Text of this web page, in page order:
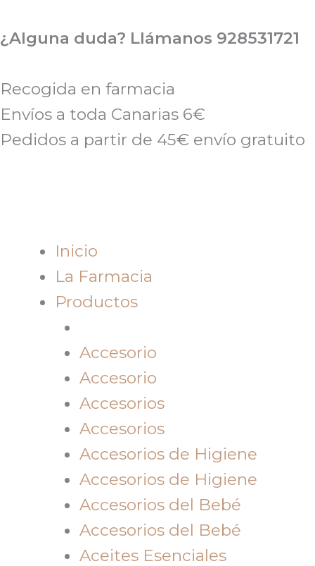
al
¿Alguna duda? Llámanos 928531721
Recogida en farmacia
Envíos a toda Canarias 6€
Pedidos a partir de 45€ envío gratuito
Inicio
La Farmacia
Productos
Accesorio
Accesorio
Accesorios
Accesorios
Accesorios de Higiene
Accesorios de Higiene
Accesorios del Bebé
Accesorios del Bebé
Aceites Esenciales